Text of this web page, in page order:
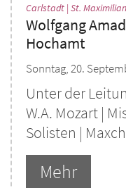
Carlstadt | St. Maximilian
Wolfgang
Hochamt
Sonntag, 20.
Unter der
W.A. Mozart |
Solisten |
Mehr